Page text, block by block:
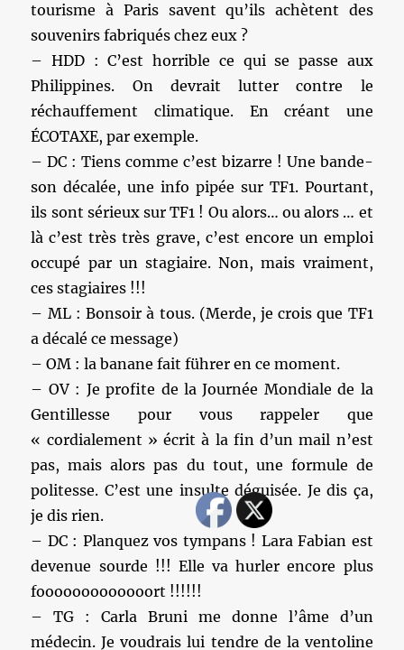
tourisme à Paris savent qu’ils achètent des
souvenirs fabriqués chez eux ?
– HDD : C’est horrible ce qui se passe aux
Philippines. On devrait lutter contre le
réchauffement climatique. En créant une
ÉCOTAXE, par exemple.
– DC : Tiens comme c’est bizarre ! Une bande-
son décalée, une info pipée sur TF1. Pourtant,
ils sont sérieux sur TF1 ! Ou alors… ou alors … et
là c’est très très grave, c’est encore un emploi
occupé par un stagiaire. Non, mais vraiment,
ces stagiaires !!!
– ML : Bonsoir à tous. (Merde, je crois que TF1
a décalé ce message)
– OM : la banane fait führer en ce moment.
– OV : Je profite de la Journée Mondiale de la
Gentillesse pour vous rappeler que
« cordialement » écrit à la fin d’un mail n’est
pas, mais alors pas du tout, une formule de
politesse. C’est une insulte déguisée. Je dis ça,
je dis rien.
– DC : Planquez vos tympans ! Lara Fabian est
devenue sourde !!! Elle va hurler encore plus
fooooooooooooort !!!!!!
– TG : Carla Bruni me donne l’âme d’un
médecin. Je voudrais lui tendre de la ventoline